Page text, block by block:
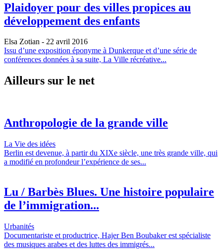
Plaidoyer pour des villes propices au
développement des enfants
Elsa Zotian - 22 avril 2016
Issu d’une exposition éponyme à Dunkerque et d’une série de
conférences données à sa suite, La Ville récréative...
Ailleurs sur le net
Anthropologie de la grande ville
La Vie des idées
Berlin est devenue, à partir du XIXe siècle, une très grande ville, qui
a modifié en profondeur l’expérience de ses...
Lu / Barbès Blues. Une histoire populaire
de l’immigration...
Urbanités
Documentariste et productrice, Hajer Ben Boubaker est spécialiste
des musiques arabes et des luttes des immigrés...